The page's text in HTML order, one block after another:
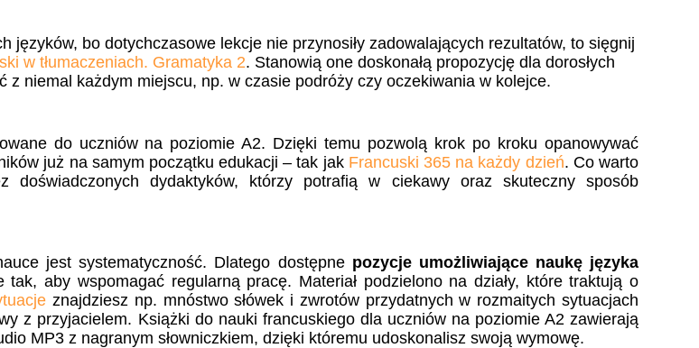
bo dotychczasowe lekcje nie przynosiły zadowalających rezultatów, to sięgnij
w tłumaczeniach. Gramatyka 2. Stanowią one doskonałą propozycję dla dorosłych
niemal każdym miejscu, np. w czasie podróży czy oczekiwania w kolejce.
do uczniów na poziomie A2. Dzięki temu pozwolą krok po kroku opanowywać
już na samym początku edukacji – tak jak Francuski 365 na każdy dzień. Co warto
doświadczonych dydaktyków, którzy potrafią w ciekawy oraz skuteczny sposób
jest systematyczność. Dlatego dostępne pozycje umożliwiające naukę języka
tak, aby wspomagać regularną pracę. Materiał podzielono na działy, które traktują o
znajdziesz np. mnóstwo słówek i zwrotów przydatnych w rozmaitych sytuacjach
z przyjacielem. Książki do nauki francuskiego dla uczniów na poziomie A2 zawierają
MP3 z nagranym słowniczkiem, dzięki któremu udoskonalisz swoją wymowę.